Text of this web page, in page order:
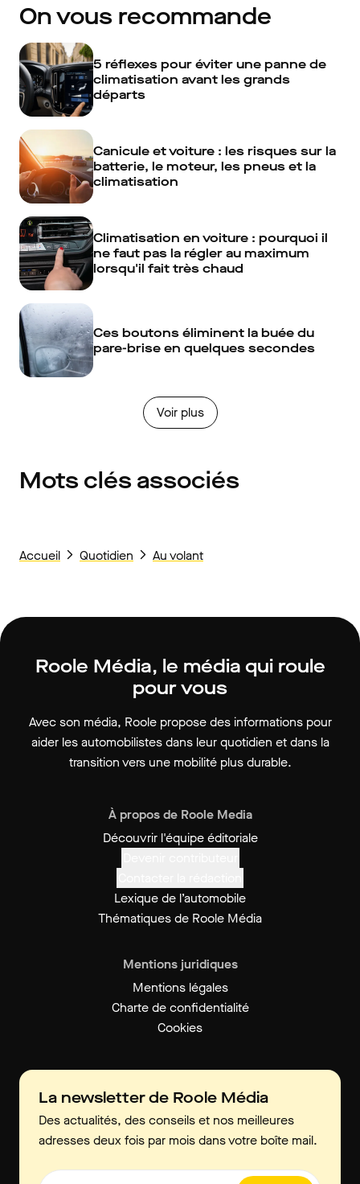
On vous recommande
5 réflexes pour éviter une panne de
climatisation avant les grands
départs
Canicule et voiture : les risques sur la
batterie, le moteur, les pneus et la
climatisation
Climatisation en voiture : pourquoi il
ne faut pas la régler au maximum
lorsqu'il fait très chaud
Ces boutons éliminent la buée du
pare-brise en quelques secondes
Voir plus
Mots clés associés
Accueil Quotidien Au volant
Roole Média, le média qui roule
pour vous
Avec son média, Roole propose des informations pour
aider les automobilistes dans leur quotidien et dans la
transition vers une mobilité plus durable.
À propos de Roole Media
Découvrir l'équipe éditoriale
Lexique de l’automobile
Thématiques de Roole Média
Mentions juridiques
Mentions légales
Charte de confidentialité
Cookies
La newsletter de Roole Média
Des actualités, des conseils et nos meilleures
adresses deux fois par mois dans votre boîte mail.